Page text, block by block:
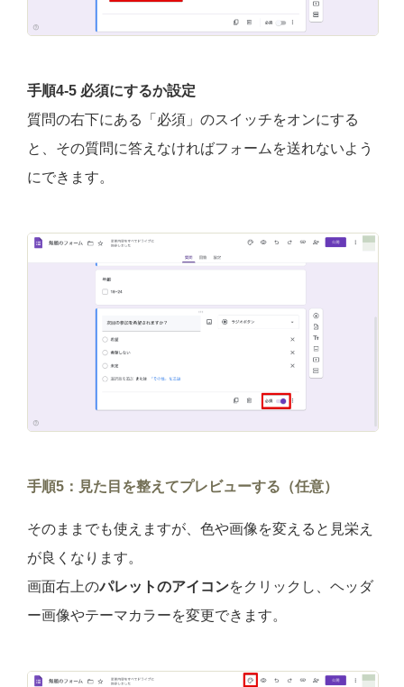
手順4-5 必須にするか設定
質問の右下にある「必須」のスイッチをオンにする
と、その質問に答えなければフォームを送れないよう
にできます。
手順5：見た目を整えてプレビューする（任意）
そのままでも使えますが、色や画像を変えると見栄え
が良くなります。
画面右上のパレットのアイコンをクリックし、ヘッダ
ー画像やテーマカラーを変更できます。